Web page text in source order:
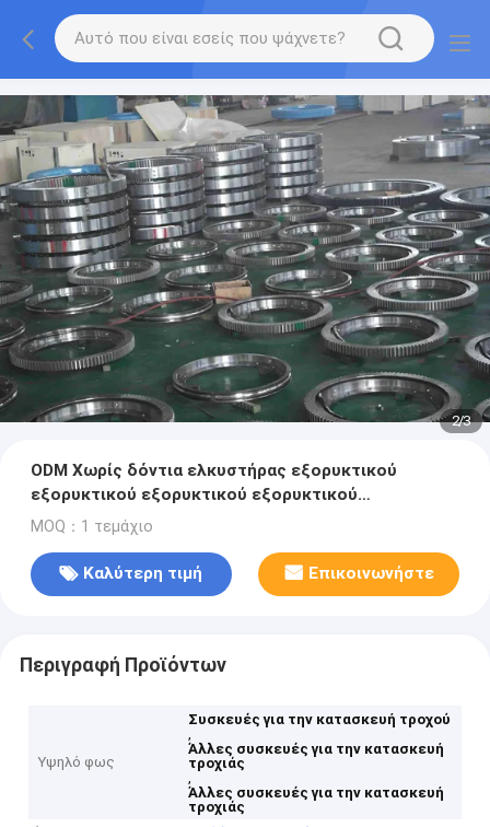
2/3
ODM Χωρίς δόντια ελκυστήρας εξορυκτικού
εξορυκτικού εξορυκτικού εξορυκτικού
εξορυκτικού εξορυκτικού εξορυκτικού
εξορυκτικού εξορυκτικού εξορυκτικού
εξορυκτικού
MOQ：1 τεμάχιο
Καλύτερη τιμή Επικοινωνήστε
Περιγραφή Προϊόντων
Υψηλό φως
Συσκευές για την κατασκευή τροχού
,
Άλλες συσκευές για την κατασκευή
τροχιάς
,
Άλλες συσκευές για την κατασκευή
τροχιάς